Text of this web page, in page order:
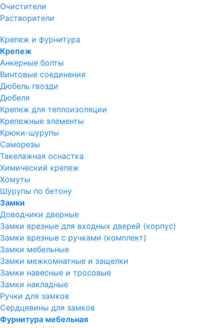
Очистители
Растворители
Крепеж и фурнитура
Крепеж
Анкерные болты
Винтовые соединения
Дюбель гвозди
Дюбеля
Крепеж для теплоизоляции
Крепежные элементы
Крюки-шурупы
Саморезы
Такелажная оснастка
Химический крепеж
Хомуты
Шурупы по бетону
Замки
Доводчики дверные
Замки врезные для входных дверей (корпус)
Замки врезные с ручками (комплект)
Замки мебельные
Замки межкомнатные и защелки
Замки навесные и тросовые
Замки накладные
Ручки для замков
Сердцевины для замков
Фурнитура мебельная